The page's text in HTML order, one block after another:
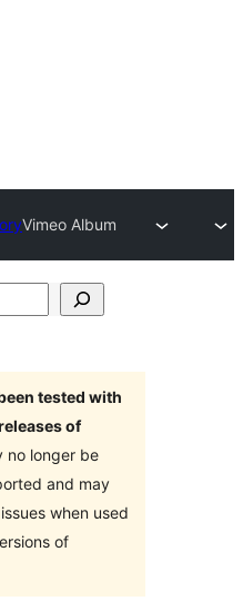
Vimeo Album
tested with
of
no longer be
and may
when used
of